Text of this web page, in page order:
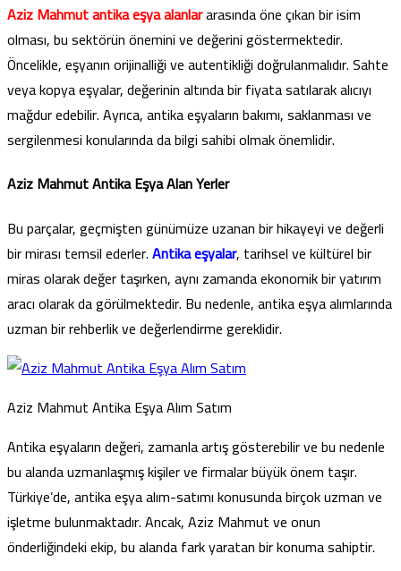
Aziz Mahmut antika eşya alanlararasında öne çıkan bir isim
olması, bu sektörün önemini ve değerini göstermektedir.
Öncelikle, eşyanın orijinalliği ve autentikliği doğrulanmalıdır. Sahte
veya kopya eşyalar, değerinin altında bir fiyata satılarak alıcıyı
mağdur edebilir. Ayrıca, antika eşyaların bakımı, saklanması ve
sergilenmesi konularında da bilgi sahibi olmak önemlidir.
Aziz Mahmut Antika Eşya Alan Yerler
Bu parçalar, geçmişten günümüze uzanan bir hikayeyi ve değerli
bir mirası temsil ederler.Antika eşyalar, tarihsel ve kültürel bir
miras olarak değer taşırken, aynı zamanda ekonomik bir yatırım
aracı olarak da görülmektedir. Bu nedenle, antika eşya alımlarında
uzman bir rehberlik ve değerlendirme gereklidir.
Aziz Mahmut Antika Eşya Alım Satım
Antika eşyaların değeri, zamanla artış gösterebilir ve bu nedenle
bu alanda uzmanlaşmış kişiler ve firmalar büyük önem taşır.
Türkiye’de, antika eşya alım-satımı konusunda birçok uzman ve
işletme bulunmaktadır. Ancak, Aziz Mahmut ve onun
önderliğindeki ekip, bu alanda fark yaratan bir konuma sahiptir.